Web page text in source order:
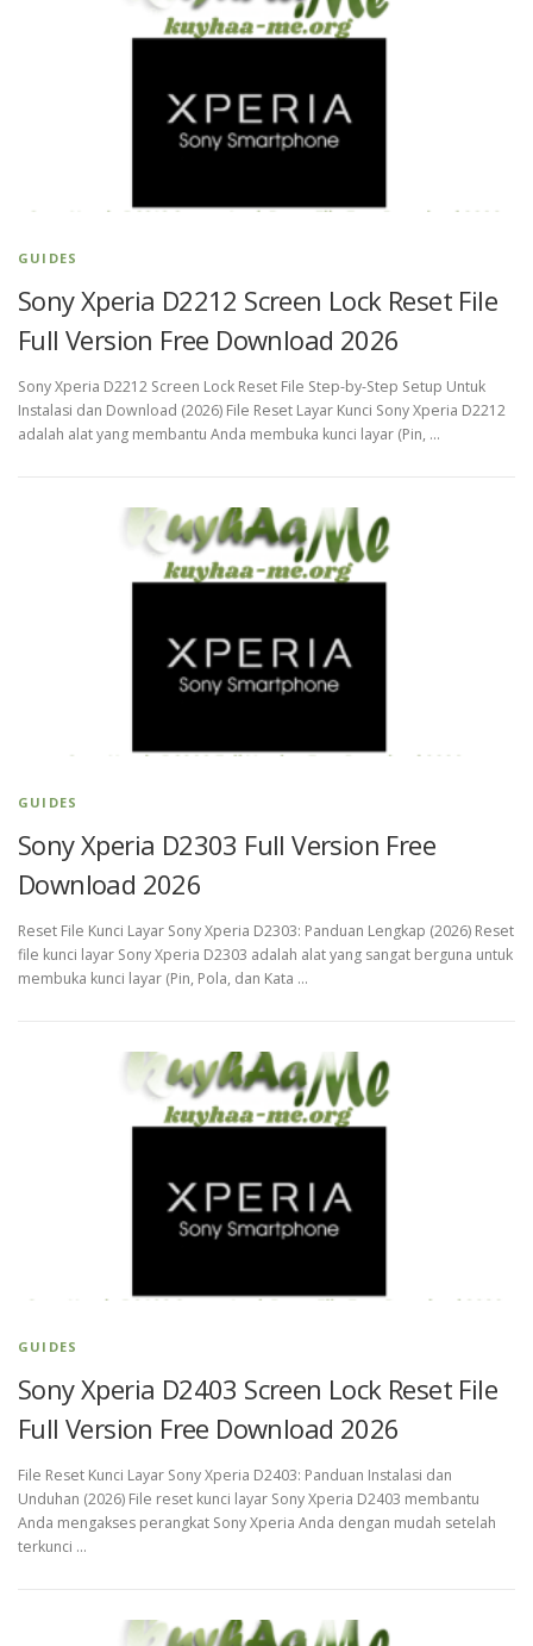
GUIDES
Sony Xperia D2212 Screen Lock Reset File
Full Version Free Download 2026
Sony Xperia D2212 Screen Lock Reset File Step-by-Step Setup Untuk
Instalasi dan Download (2026) File Reset Layar Kunci Sony Xperia D2212
adalah alat yang membantu Anda membuka kunci layar (Pin, …
GUIDES
Sony Xperia D2303 Full Version Free
Download 2026
Reset File Kunci Layar Sony Xperia D2303: Panduan Lengkap (2026) Reset
file kunci layar Sony Xperia D2303 adalah alat yang sangat berguna untuk
membuka kunci layar (Pin, Pola, dan Kata …
GUIDES
Sony Xperia D2403 Screen Lock Reset File
Full Version Free Download 2026
File Reset Kunci Layar Sony Xperia D2403: Panduan Instalasi dan
Unduhan (2026) File reset kunci layar Sony Xperia D2403 membantu
Anda mengakses perangkat Sony Xperia Anda dengan mudah setelah
terkunci …